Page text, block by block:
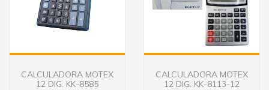
CALCULADORA MOTEX
12 DIG. KK-8585
CALCULADORA MOTEX
12 DIG. KK-8113-12